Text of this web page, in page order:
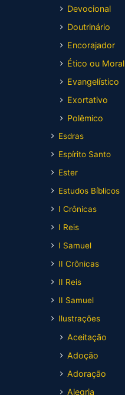
Devocional
Doutrinário
Encorajador
Ético ou Moral
Evangelístico
Exortativo
Polêmico
Esdras
Espírito Santo
Ester
Estudos Bíblicos
I Crônicas
I Reis
I Samuel
II Crônicas
II Reis
II Samuel
Ilustrações
Aceitação
Adoção
Adoração
Alegria